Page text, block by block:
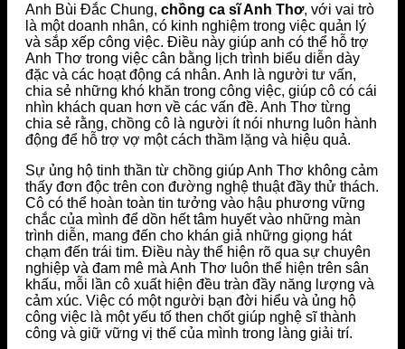
Anh Bùi Đắc Chung, chồng ca sĩ Anh Thơ, với vai trò
là một doanh nhân, có kinh nghiệm trong việc quản lý
và sắp xếp công việc. Điều này giúp anh có thể hỗ trợ
Anh Thơ trong việc cân bằng lịch trình biểu diễn dày
đặc và các hoạt động cá nhân. Anh là người tư vấn,
chia sẻ những khó khăn trong công việc, giúp cô có cái
nhìn khách quan hơn về các vấn đề. Anh Thơ từng
chia sẻ rằng, chồng cô là người ít nói nhưng luôn hành
động để hỗ trợ vợ một cách thầm lặng và hiệu quả.
Sự ủng hộ tinh thần từ chồng giúp Anh Thơ không cảm
thấy đơn độc trên con đường nghệ thuật đầy thử thách.
Cô có thể hoàn toàn tin tưởng vào hậu phương vững
chắc của mình để dồn hết tâm huyết vào những màn
trình diễn, mang đến cho khán giả những giọng hát
chạm đến trái tim. Điều này thể hiện rõ qua sự chuyên
nghiệp và đam mê mà Anh Thơ luôn thể hiện trên sân
khấu, mỗi lần cô xuất hiện đều tràn đầy năng lượng và
cảm xúc. Việc có một người bạn đời hiểu và ủng hộ
công việc là một yếu tố then chốt giúp nghệ sĩ thành
công và giữ vững vị thế của mình trong làng giải trí.